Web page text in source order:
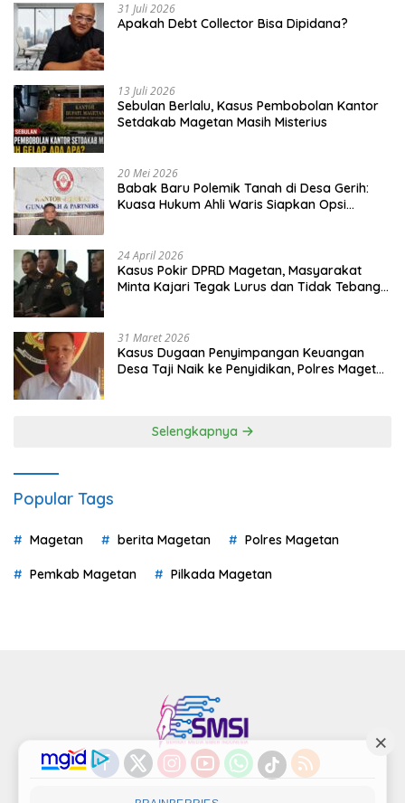
31 Juli 2026
Apakah Debt Collector Bisa Dipidana?
13 Juli 2026
Sebulan Berlalu, Kasus Pembobolan Kantor
Setdakab Magetan Masih Misterius
20 Mei 2026
Babak Baru Polemik Tanah di Desa Gerih:
Kuasa Hukum Ahli Waris Siapkan Opsi
24 April 2026
Kasus Pokir DPRD Magetan, Masyarakat
Minta Kajari Tegak Lurus dan Tidak Tebang
31 Maret 2026
Kasus Dugaan Penyimpangan Keuangan
Desa Taji Naik ke Penyidikan, Polres Magetan
Selengkapnya
Popular Tags
Magetan berita Magetan Polres Magetan
Pemkab Magetan Pilkada Magetan